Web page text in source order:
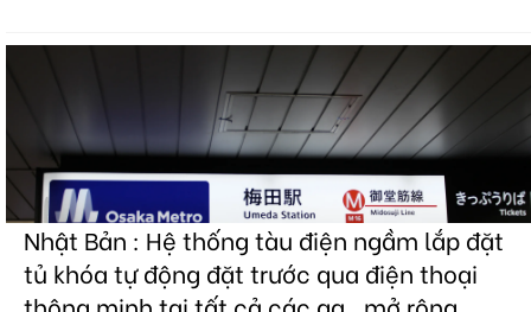
Nhật Bản : Hệ thống tàu điện ngầm lắp đặt
tủ khóa tự động đặt trước qua điện thoại